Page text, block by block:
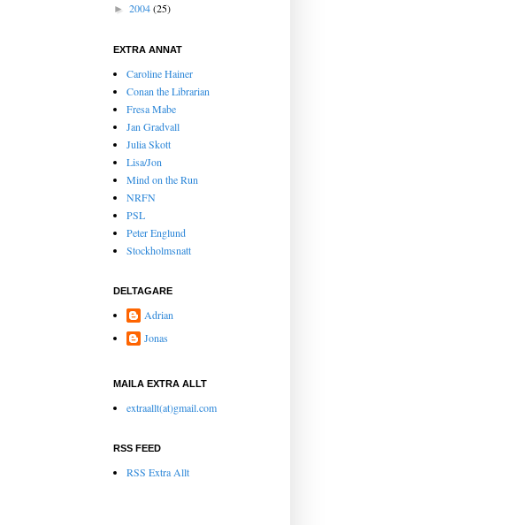
► 2004(25)
EXTRA ANNAT
Caroline Hainer
Conan the Librarian
Fresa Mabe
Jan Gradvall
Julia Skott
Lisa/Jon
Mind on the Run
NRFN
PSL
Peter Englund
Stockholmsnatt
DELTAGARE
Adrian
Jonas
MAILA EXTRA ALLT
extraallt(at)gmail.com
RSS FEED
RSS Extra Allt